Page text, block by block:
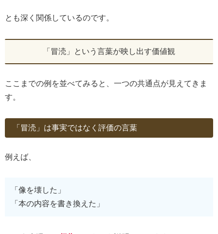
とも深く関係しているのです。
「冒涜」という言葉が映し出す価値観
ここまでの例を並べてみると、一つの共通点が見えてきま
す。
「冒涜」は事実ではなく評価の言葉
例えば、
「像を壊した」
「本の内容を書き換えた」